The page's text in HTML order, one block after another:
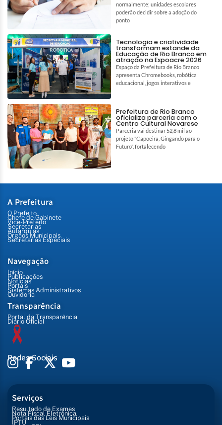
normalmente; unidades escolares
poderão decidir sobre a adoção do
ponto
Tecnologia e criatividade
transformam estande da
Educação de Rio Branco em
atração na Expoacre 2026
Espaço da Prefeitura de Rio Branco
apresenta Chromebooks, robótica
educacional, jogos interativos e
Prefeitura de Rio Branco
oficializa parceria com o
Centro Cultural Novarese
Parceria vai destinar 52,8 mil ao
projeto "Capoeira, Gingando para o
Futuro", fortalecendo
A Prefeitura
O Prefeito
Chefe de Gabinete
Vice-Prefeito
Secretarias
Autarquias
Órgãos Municipais
Secretarias Especiais
Navegação
Início
Publicações
Notícias
Portais
Sistemas Administrativos
Ouvidoria
Transparência
Portal da Transparência
Diário Oficial
Redes Sociais
Serviços
Resultado de Exames
Nota Fiscal Eletrônica
Portais das Leis Municipais
IPTU